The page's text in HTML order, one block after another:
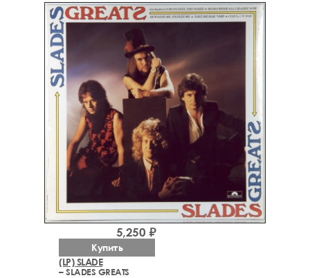
(LP) SLADE
– SLADES GREATS
5,250 ₽
Купить